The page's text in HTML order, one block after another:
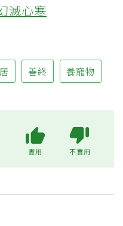
滅心寒
善終 養寵物
實用 不實用